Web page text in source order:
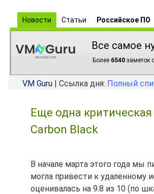
Новости Статьи Российское ПО
Все самое
Более 6540 заметок
VM Guru | Ссылка дня: Полный
Еще одна
Carbon Black
В начале марта этого года мы
могла привести к удаленному
оценивалась на 9.8 из 10 (по